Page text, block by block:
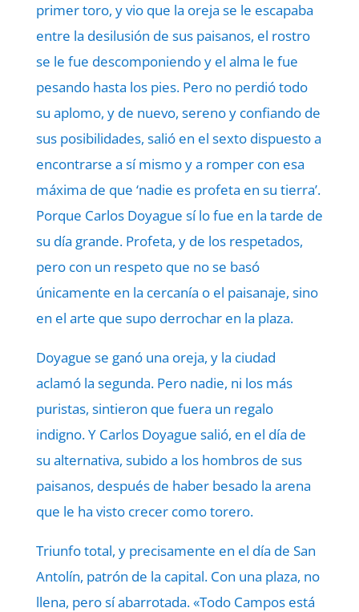
primer toro, y vio que la oreja se le escapaba
entre la desilusión de sus paisanos, el rostro
se le fue descomponiendo y el alma le fue
pesando hasta los pies. Pero no perdió todo
su aplomo, y de nuevo, sereno y confiando de
sus posibilidades, salió en el sexto dispuesto a
encontrarse a sí mismo y a romper con esa
máxima de que ‘nadie es profeta en su tierra’.
Porque Carlos Doyague sí lo fue en la tarde de
su día grande. Profeta, y de los respetados,
pero con un respeto que no se basó
únicamente en la cercanía o el paisanaje, sino
en el arte que supo derrochar en la plaza.
Doyague se ganó una oreja, y la ciudad
aclamó la segunda. Pero nadie, ni los más
puristas, sintieron que fuera un regalo
indigno. Y Carlos Doyague salió, en el día de
su alternativa, subido a los hombros de sus
paisanos, después de haber besado la arena
que le ha visto crecer como torero.
Triunfo total, y precisamente en el día de San
Antolín, patrón de la capital. Con una plaza, no
llena, pero sí abarrotada. «Todo Campos está